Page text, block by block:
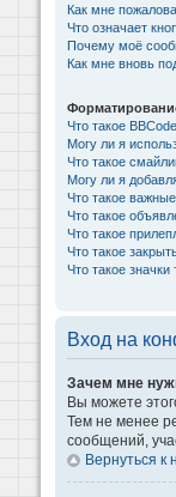
Как мне
Что означает
Почему моё
Как мне вновь
Что такое
Могу ли я
Что такое
Могу ли я
Что такое
Что такое
Что такое
Что такое
Что такое значки
Вход на
Зачем мне
Вы можете
Тем не менее
сообщений,
Вернуться к